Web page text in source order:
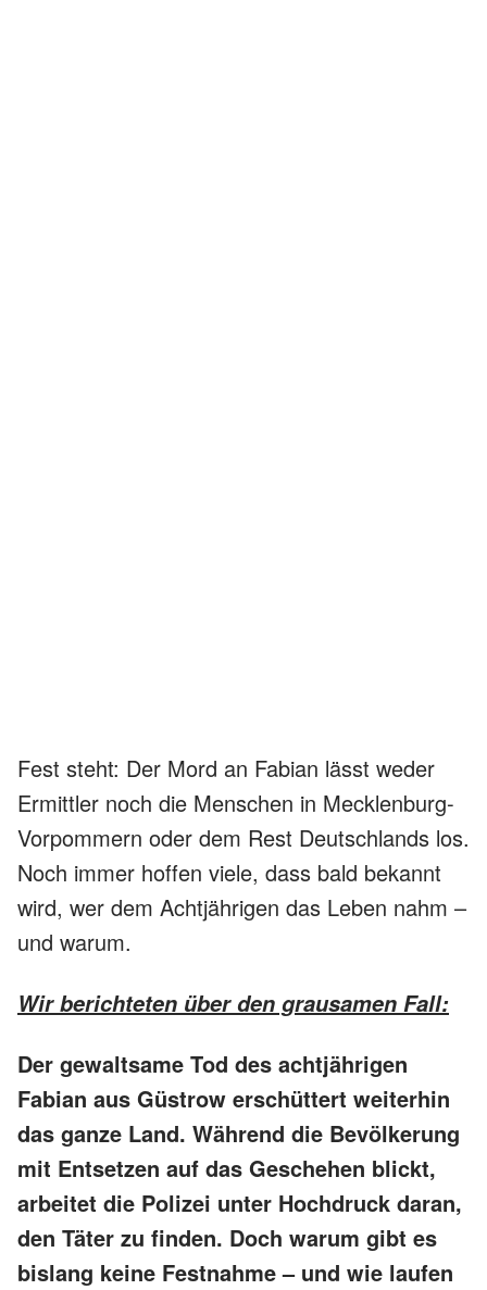
Fest steht: Der Mord an Fabian lässt weder
Ermittler noch die Menschen in Mecklenburg-
Vorpommern oder dem Rest Deutschlands los.
Noch immer hoffen viele, dass bald bekannt
wird, wer dem Achtjährigen das Leben nahm –
und warum.
Wir berichteten über den grausamen Fall:
Der gewaltsame Tod des achtjährigen
Fabian aus Güstrow erschüttert weiterhin
das ganze Land. Während die Bevölkerung
mit Entsetzen auf das Geschehen blickt,
arbeitet die Polizei unter Hochdruck daran,
den Täter zu finden. Doch warum gibt es
bislang keine Festnahme – und wie laufen